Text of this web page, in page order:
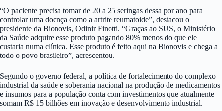
“O paciente precisa tomar de 20 a 25 seringas dessa por ano para
controlar uma doença como a artrite reumatoide”, destacou o
presidente da Bionovis, Odinir Finotti. “Graças ao SUS, o Ministério
da Saúde adquire esse produto pagando 80% menos do que ele
custaria numa clínica. Esse produto é feito aqui na Bionovis e chega a
todo o povo brasileiro”, acrescentou.
Segundo o governo federal, a política de fortalecimento do complexo
industrial da saúde e soberania nacional na produção de medicamentos
e insumos para a população conta com investimentos que atualmente
somam R$ 15 bilhões em inovação e desenvolvimento industrial.